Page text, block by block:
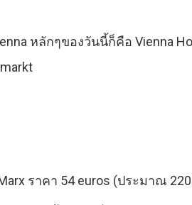
หลักๆของวันนี้ก็คือ Vienna
ราคา 54 euros (ประมาณ